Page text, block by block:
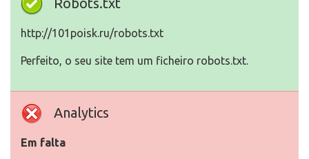
Robots.txt
http://101poisk.ru/robots.txt
Perfeito, o seu site tem um ficheiro robots.txt.
Analytics
Em falta